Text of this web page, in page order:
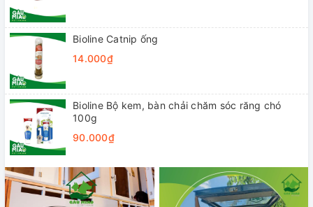
Bioline Catnip ống
14.000₫
Bioline Bộ kem, bàn chải chăm sóc răng chó
100g
90.000₫